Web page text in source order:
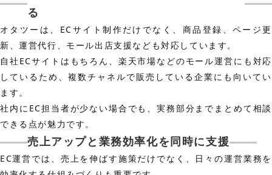
る
オタツーは、ECサイト制作だけでなく、商品登録、ページ更
新、運営代行、モール出店支援なども対応しています。
自社ECサイトはもちろん、楽天市場などのモール運営にも対応
しているため、複数チャネルで販売している企業にも向いてい
ます。
社内にEC担当者が少ない場合でも、実務部分までまとめて相談
できる点が魅力です。
売上アップと業務効率化を同時に支援
EC運営では、売上を伸ばす施策だけでなく、日々の運営業務を